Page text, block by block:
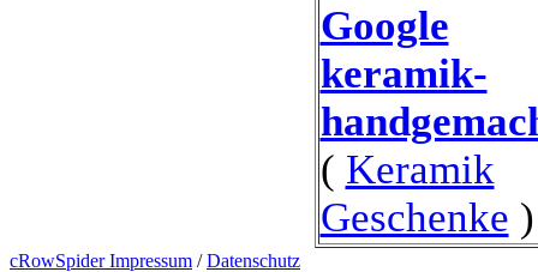
Google
keramik-
( Keramik
Geschenke )
cRowSpider Impressum /Datenschutz